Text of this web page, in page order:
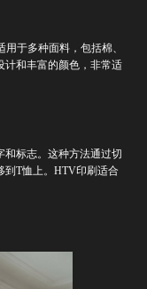
于多种面料，包括棉、
计和丰富的颜色，非常适
和标志。这种方法通过切
到T恤上。HTV印刷适合